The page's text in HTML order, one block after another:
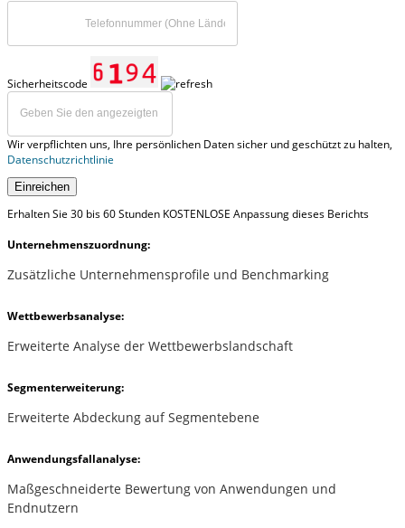
Sicherheitscode
Wir verpflichten uns, Ihre persönlichen Daten sicher und geschützt zu halten,
Datenschutzrichtlinie
Einreichen
Erhalten Sie 30 bis 60 Stunden KOSTENLOSE Anpassung dieses Berichts
Unternehmenszuordnung:
Zusätzliche Unternehmensprofile und Benchmarking
Wettbewerbsanalyse:
Erweiterte Analyse der Wettbewerbslandschaft
Segmenterweiterung:
Erweiterte Abdeckung auf Segmentebene
Anwendungsfallanalyse:
Maßgeschneiderte Bewertung von Anwendungen und
Endnutzern